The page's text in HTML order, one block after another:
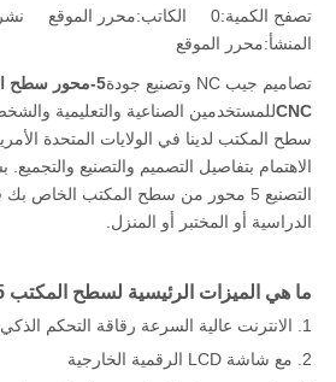
تصفح الكمية:0
المنشأ:محرر الموقع
تصاميم جيب NC وتصنيع جودة
5-محور سطح
CNCللمستخدمين الصناعية والتعليمية
سطح المكتب لدينا في الولايات المتحدة
الاهتمام بتفاصيل التصميم والتصنيع
التصنيع 5 محور من سطح المكتب الخاص
الدراسية أو المختبر أو المنزل.
ما هي الميزات الرئيسية لسطح المكتب 5 محور CNC Router؟
1. الانترنت عالية السرعة رقاقة التحكم الذكي الرقابة الذكية.
2. مع شاشة LCD الرقمية الخارجية